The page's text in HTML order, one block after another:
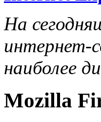
На
интернет-
наиболее
Mozilla